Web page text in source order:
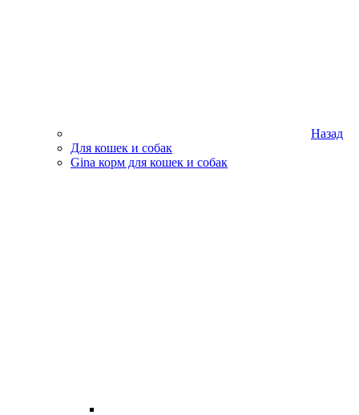
Назад
Для кошек и собак
Gina корм для кошек и собак